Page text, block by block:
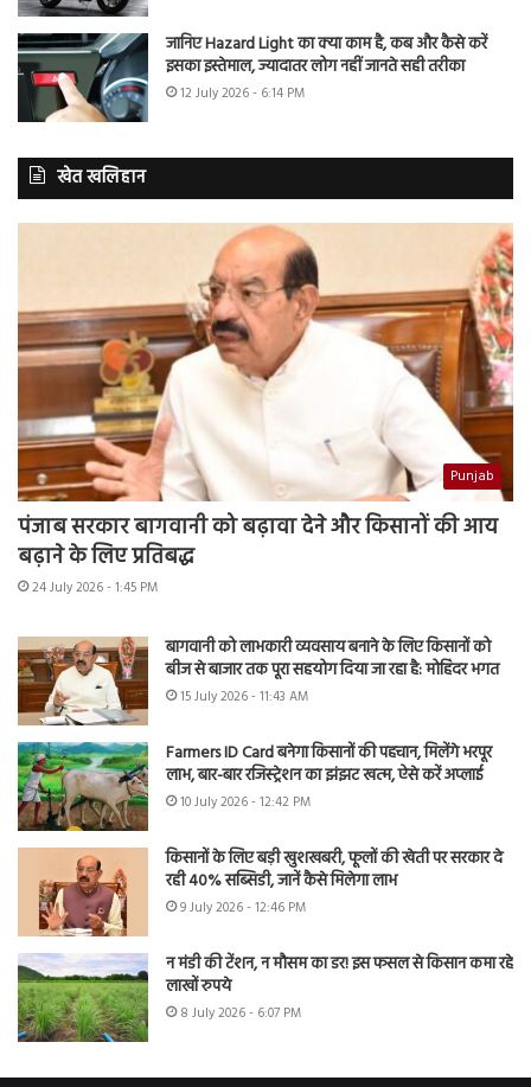
जानिए Hazard Light का क्या काम है, कब और कैसे करें
इसका इस्तेमाल, ज्यादातर लोग नहीं जानते सही तरीका
12 July 2026 - 6:14 PM
खेत खलिहान
Punjab
पंजाब सरकार बागवानी को बढ़ावा देने और किसानों की आय
बढ़ाने के लिए प्रतिबद्ध
24 July 2026 - 1:45 PM
बागवानी को लाभकारी व्यवसाय बनाने के लिए किसानों को
बीज से बाजार तक पूरा सहयोग दिया जा रहा है: मोहिंदर भगत
15 July 2026 - 11:43 AM
Farmers ID Card बनेगा किसानों की पहचान, मिलेंगे भरपूर
लाभ, बार-बार रजिस्ट्रेशन का झंझट खत्म, ऐसे करें अप्लाई
10 July 2026 - 12:42 PM
किसानों के लिए बड़ी खुशखबरी, फूलों की खेती पर सरकार दे
रही 40% सब्सिडी, जानें कैसे मिलेगा लाभ
9 July 2026 - 12:46 PM
न मंडी की टेंशन, न मौसम का डर! इस फसल से किसान कमा रहे
लाखों रुपये
8 July 2026 - 6:07 PM